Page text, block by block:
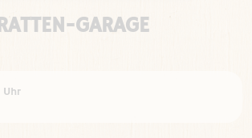
GARAGE